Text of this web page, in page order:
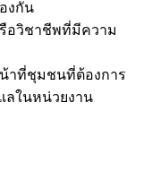
งกัน
อวิชาชีพที่มีความ
าที่ชุมชนที่ต้องการ
ลในหน่วยงาน